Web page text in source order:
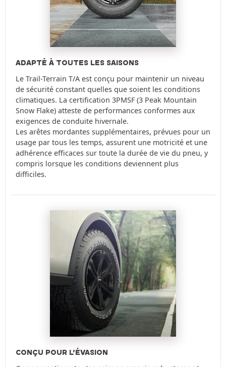
ADAPTÉ À TOUTES LES SAISONS
Le Trail-Terrain T/A est conçu pour maintenir un niveau
de sécurité constant quelles que soient les conditions
climatiques. La certification 3PMSF (3 Peak Mountain
Snow Flake) atteste de performances conformes aux
exigences de conduite hivernale.
Les arêtes mordantes supplémentaires, prévues pour un
usage par tous les temps, assurent une motricité et une
adhérence efficaces sur toute la durée de vie du pneu, y
compris lorsque les conditions deviennent plus
difficiles.
CONÇU POUR L’ÉVASION